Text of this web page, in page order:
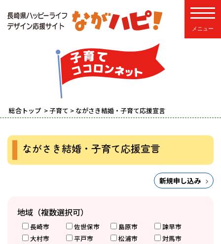
総合トップ >子育て > ながさき結婚・子育て応援宣言
ながさき結婚・子育て応援宣言
新規申し込み
地域（複数選択可）
長崎市 佐世保市 島原市
諫早市
大村市
平戸市 松浦市
対馬市